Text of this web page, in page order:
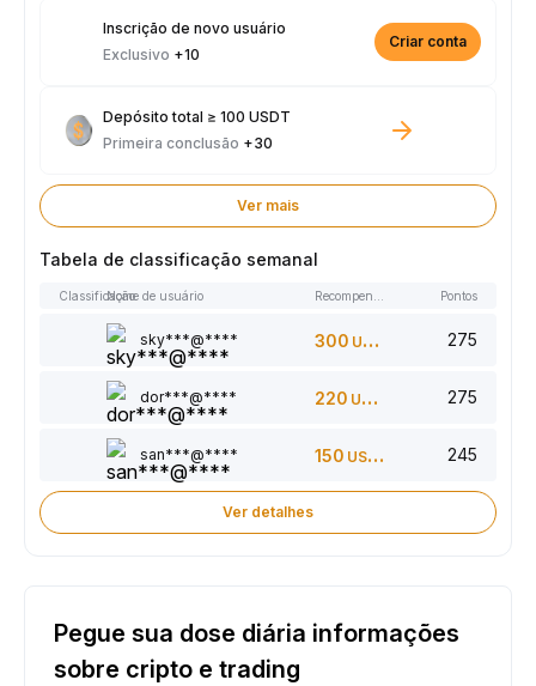
Inscrição de novo usuário
Exclusivo +10
Criar conta
Depósito total ≥ 100 USDT
Primeira conclusão +30
Ver mais
Tabela de classificação semanal
ClassificaçãoNome de usuário Recompensas Pontos
sky***@**** 300 USDT 275
dor***@**** 220 USDT 275
san***@**** 150 USDT 245
Ver detalhes
Pegue sua dose diária informações
sobre cripto e trading